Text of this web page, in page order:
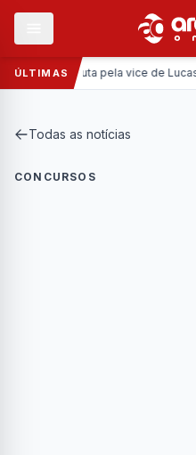
ÚLTIMAS
Disputa pela vice de Lucas
Todas as notícias
CONCURSOS